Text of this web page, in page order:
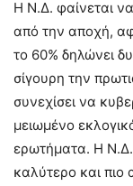
Η Ν.Δ. φαίνεται
από την αποχή,
το 60% δηλώνει
σίγουρη την
συνεχίσει να
μειωμένο
ερωτήματα. Η Ν.Δ.
καλύτερο και πιο